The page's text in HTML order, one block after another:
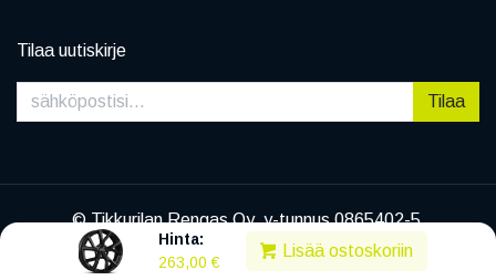
Hinta:
263,00 €
Lisää ostoskoriin
Tilaa uutiskirje
Tilaa
© Tikkurilan Rengas Oy, y-tunnus 0865402-5
|Tietosuojaseloste